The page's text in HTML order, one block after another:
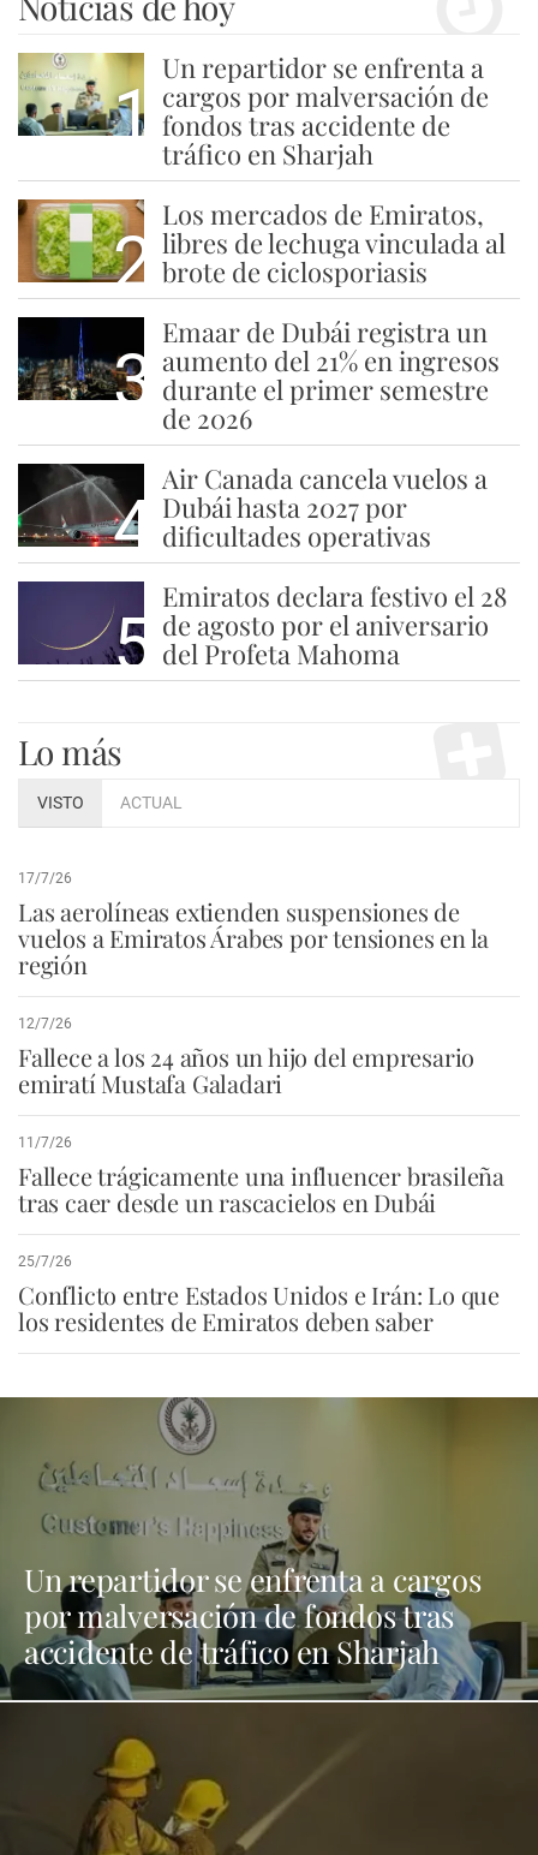
1
Un repartidor se enfrenta a
cargos por malversación de
fondos tras accidente de
tráfico en Sharjah
2
Los mercados de Emiratos,
libres de lechuga vinculada al
brote de ciclosporiasis
3
Emaar de Dubái registra un
aumento del 21% en ingresos
durante el primer semestre
de 2026
4
Air Canada cancela vuelos a
Dubái hasta 2027 por
dificultades operativas
5
Emiratos declara festivo el 28
de agosto por el aniversario
del Profeta Mahoma
Lo más
VISTO ACTUAL
17/7/26
Las aerolíneas extienden suspensiones de
vuelos a Emiratos Árabes por tensiones en la
región
12/7/26
Fallece a los 24 años un hijo del empresario
emiratí Mustafa Galadari
11/7/26
Fallece trágicamente una influencer brasileña
tras caer desde un rascacielos en Dubái
25/7/26
Conflicto entre Estados Unidos e Irán: Lo que
los residentes de Emiratos deben saber
Un repartidor se enfrenta a cargos
por malversación de fondos tras
accidente de tráfico en Sharjah